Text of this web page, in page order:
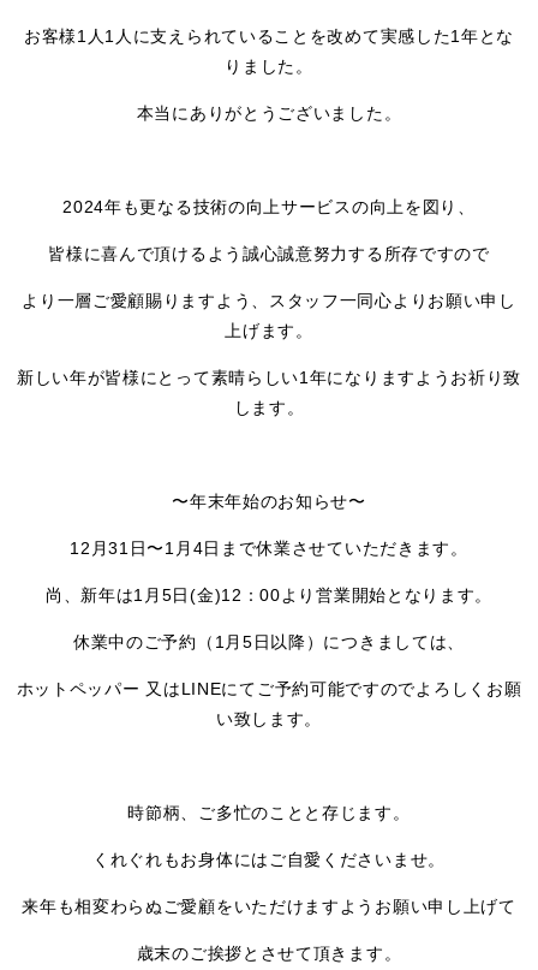
お客様1人1人に支えられていることを改めて実感した1年とな
りました。
本当にありがとうございました。
2024年も更なる技術の向上サービスの向上を図り、
皆様に喜んで頂けるよう誠心誠意努力する所存ですので
より一層ご愛顧賜りますよう、スタッフ一同心よりお願い申し
上げます。
新しい年が皆様にとって素晴らしい1年になりますようお祈り致
します。
〜年末年始のお知らせ〜
12月31日〜1月4日まで休業させていただきます。
尚、新年は1月5日(金)12：00より営業開始となります。
休業中のご予約（1月5日以降）につきましては、
ホットペッパー 又はLINEにてご予約可能ですのでよろしくお願
い致します。
時節柄、ご多忙のことと存じます。
くれぐれもお身体にはご自愛くださいませ。
来年も相変わらぬご愛顧をいただけますようお願い申し上げて
歳末のご挨拶とさせて頂きます。